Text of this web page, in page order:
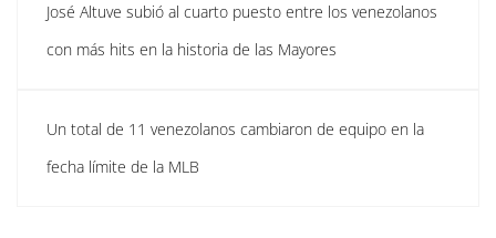
José Altuve subió al cuarto puesto entre los venezolanos
con más hits en la historia de las Mayores
Un total de 11 venezolanos cambiaron de equipo en la
fecha límite de la MLB